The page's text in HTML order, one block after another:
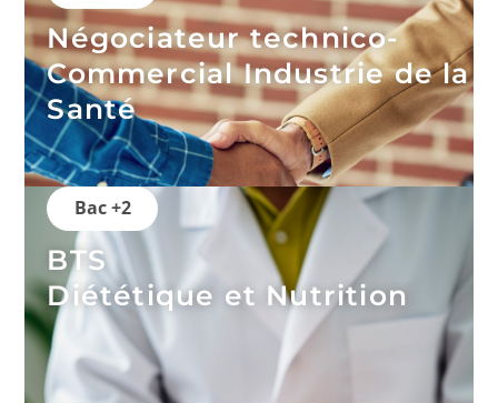
Négociateur technico-
Commercial Industrie de la
Santé
Bac +2
BTS
Diététique et Nutrition